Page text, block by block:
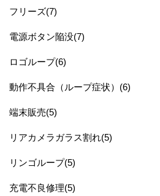
フリーズ(7)
電源ボタン陥没(7)
ロゴループ(6)
動作不具合（ループ症状）(6)
端末販売(5)
リアカメラガラス割れ(5)
リンゴループ(5)
充電不良修理(5)